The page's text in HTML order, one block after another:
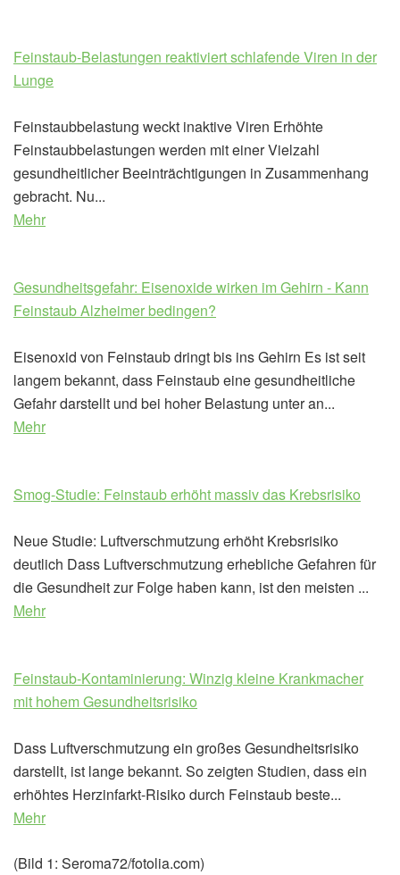
Feinstaub-Belastungen reaktiviert schlafende Viren in der
Lunge
Feinstaubbelastung weckt inaktive Viren Erhöhte
Feinstaubbelastungen werden mit einer Vielzahl
gesundheitlicher Beeinträchtigungen in Zusammenhang
gebracht. Nu...
Mehr
Gesundheitsgefahr: Eisenoxide wirken im Gehirn - Kann
Feinstaub Alzheimer bedingen?
Eisenoxid von Feinstaub dringt bis ins Gehirn Es ist seit
langem bekannt, dass Feinstaub eine gesundheitliche
Gefahr darstellt und bei hoher Belastung unter an...
Mehr
Smog-Studie: Feinstaub erhöht massiv das Krebsrisiko
Neue Studie: Luftverschmutzung erhöht Krebsrisiko
deutlich Dass Luftverschmutzung erhebliche Gefahren für
die Gesundheit zur Folge haben kann, ist den meisten ...
Mehr
Feinstaub-Kontaminierung: Winzig kleine Krankmacher
mit hohem Gesundheitsrisiko
Dass Luftverschmutzung ein großes Gesundheitsrisiko
darstellt, ist lange bekannt. So zeigten Studien, dass ein
erhöhtes Herzinfarkt-Risiko durch Feinstaub beste...
Mehr
(Bild 1: Seroma72/fotolia.com)